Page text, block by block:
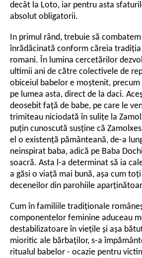
decât la Loto, iar pentru asta
absolut obligatorii.
In primul rând, trebuie să
înrădăcinată conform căreia
romani. În lumina cercetărilor
ultimii ani de către colectivele de
obiceiul babelor e moștenit,
pe lumea asta, direct de la daci.
deosebit față de babe, pe care le
trimiteau niciodată în sulițe la
puțin cunoscută susține că
el o existență pământeană, de-a
neinspirat baba, adică pe Baba
soacră. Asta l-a determinat să ia
a găsi o viață mai bună, așa cum
deceneilor din parohiile
Cum în familiile tradiționale
componentelor feminine aduceau
destabilizatoare în viețile și așa
mioritic ale bărbaților, s-a
ritualul babelor - ocazie pentru